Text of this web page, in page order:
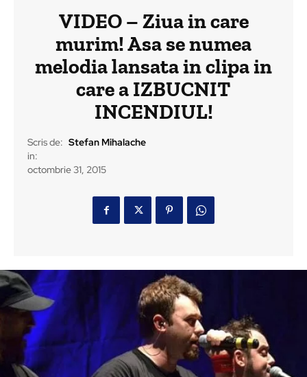
VIDEO – Ziua in care
murim! Asa se numea
melodia lansata in clipa in
care a IZBUCNIT
INCENDIUL!
Scris de: Stefan Mihalache
in:
octombrie 31, 2015